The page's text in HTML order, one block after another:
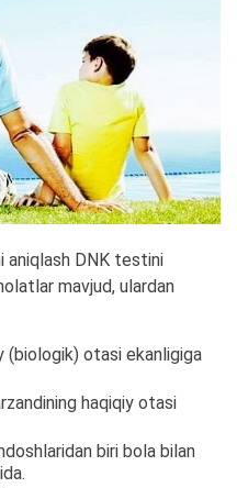
aniqlash DNK testini
mavjud, ulardan
(biologik) otasi ekanligiga
haqiqiy otasi
biri bola bilan